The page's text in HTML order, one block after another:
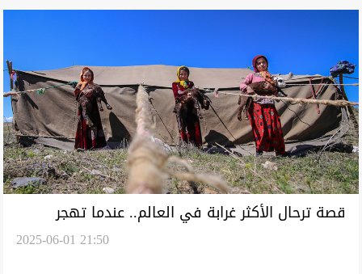
قصة ترحال الأكثر غرابة في العالم.. عندما تهجر
"أورامانات" السهول وتستوطن الغيوم صيفاً2025-06-01 21:50